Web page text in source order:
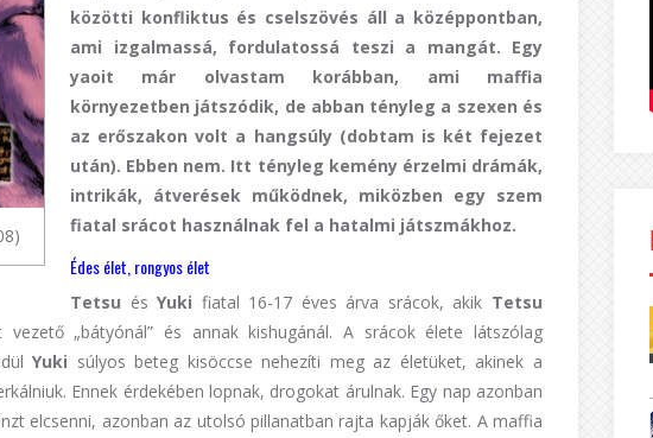
közötti konfliktus és cselszövés áll a középpontban,
ami izgalmassá, fordulatossá teszi a mangát. Egy
yaoit már olvastam korábban, ami maffia
környezetben játszódik, de abban tényleg a szexen és
az erőszakon volt a hangsúly (dobtam is két fejezet
után). Ebben nem. Itt tényleg kemény érzelmi drámák,
intrikák, átverések működnek, miközben egy szem
fiatal srácot használnak fel a hatalmi játszmákhoz.
Édes élet, rongyos élet
Tetsu ésYuki fiatal 16-17 éves árva srácok, akik Tetsu
vezető „bátyónál” és annak kishugánál. A srácok élete látszólag
Yuki súlyos beteg kisöccse nehezíti meg az életüket, akinek a
Ennek érdekében lopnak, drogokat árulnak. Egy nap azonban
elcsenni, azonban az utolsó pillanatban rajta kapják őket. A maffia